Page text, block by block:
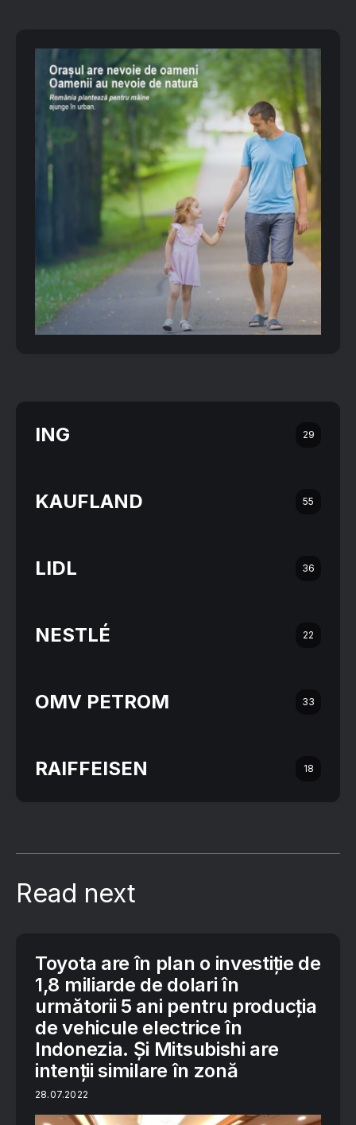
ING 29
KAUFLAND 55
LIDL 36
NESTLÉ 22
OMV PETROM 33
RAIFFEISEN 18
Read next
Toyota are în plan o investiție de
1,8 miliarde de dolari în
următorii 5 ani pentru producția
de vehicule electrice în
Indonezia. Și Mitsubishi are
intenții similare în zonă
28.07.2022